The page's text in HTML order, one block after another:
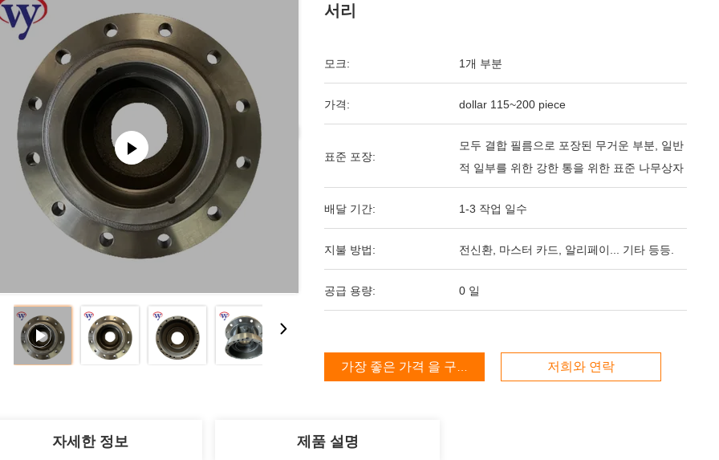
서리
모크: 1개 부분
가격: dollar 115~200 piece
표준 포장:
모두 결합 필름으로 포장된 무거운 부분, 일반
적 일부를 위한 강한 통을 위한 표준 나무상자
배달 기간: 1-3 작업 일수
지불 방법: 전신환, 마스터 카드, 알리페이... 기타 등등.
공급 용량: 0 일
가장 좋은 가격 을 구하라 저희와 연락
자세한 정보 제품 설명